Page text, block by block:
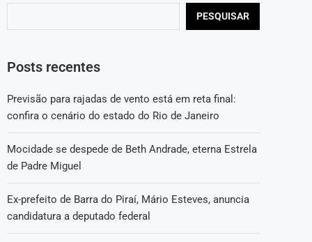
PESQUISAR
Posts recentes
Previsão para rajadas de vento está em reta final:
confira o cenário do estado do Rio de Janeiro
Mocidade se despede de Beth Andrade, eterna Estrela
de Padre Miguel
Ex-prefeito de Barra do Piraí, Mário Esteves, anuncia
candidatura a deputado federal